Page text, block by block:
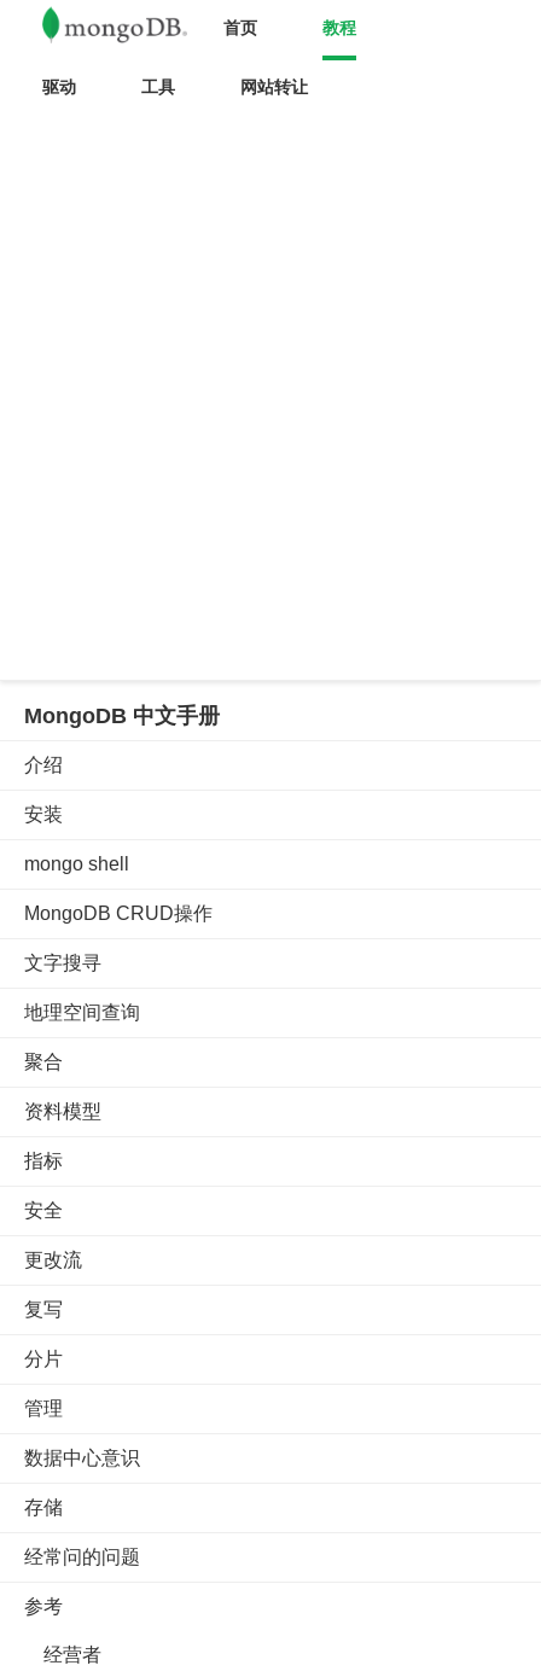
首页 教程
驱动 工具 网站转让
MongoDB 中文手册
介绍
安装
mongo shell
MongoDB CRUD操作
文字搜寻
地理空间查询
聚合
资料模型
指标
安全
更改流
复写
分片
管理
数据中心意识
存储
经常问的问题
参考
经营者